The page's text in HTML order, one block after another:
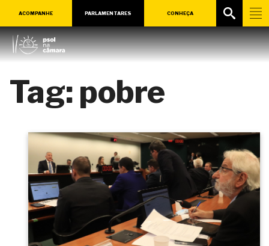
ACOMPANHE PARLAMENTARES CONHEÇA
Tag: pobre